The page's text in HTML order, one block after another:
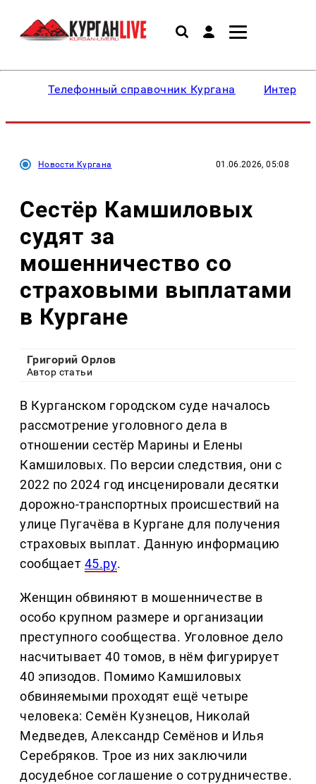
Телефонный справочник Кургана
Новости Кургана 01.06.2026, 05:08
Сестёр Камшиловых
судят за
мошенничество со
страховыми выплатами
в Кургане
Григорий Орлов
Автор статьи
В Курганском городском суде началось
рассмотрение уголовного дела в
отношении сестёр Марины и Елены
Камшиловых. По версии следствия, они с
2022 по 2024 год инсценировали десятки
дорожно-транспортных происшествий на
улице Пугачёва в Кургане для получения
страховых выплат. Данную информацию
сообщает 45.ру.
Женщин обвиняют в мошенничестве в
особо крупном размере и организации
преступного сообщества. Уголовное дело
насчитывает 40 томов, в нём фигурирует
40 эпизодов. Помимо Камшиловых
обвиняемыми проходят ещё четыре
человека: Семён Кузнецов, Николай
Медведев, Александр Семёнов и Илья
Серебряков. Трое из них заключили
досудебное соглашение о сотрудничестве.